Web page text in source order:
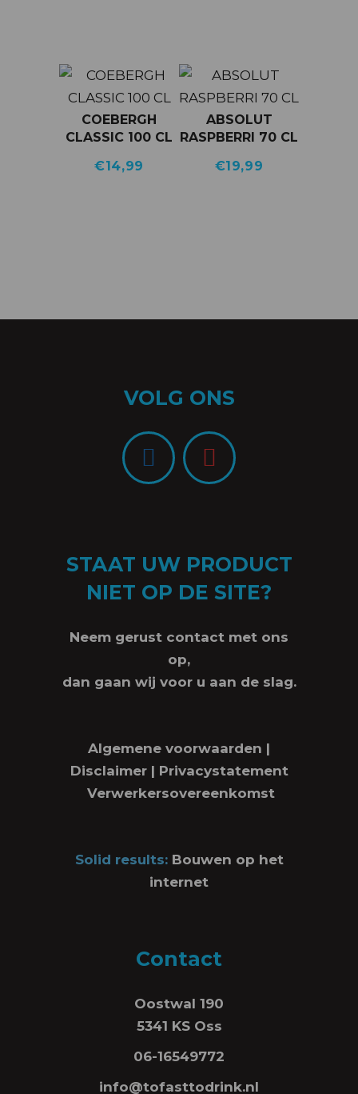
COEBERGH
CLASSIC 100 CL
€14,99
ABSOLUT
RASPBERRI 70 CL
€19,99
VOLG ONS
STAAT UW PRODUCT
NIET OP DE SITE?
Neem gerust contact met ons
op,
dan gaan wij voor u aan de slag.
Algemene voorwaarden |
Disclaimer| Privacystatement
Verwerkersovereenkomst
Solid results: Bouwen op het
internet
Contact
Oostwal 190
5341 KS Oss
06-16549772
info@tofasttodrink.nl